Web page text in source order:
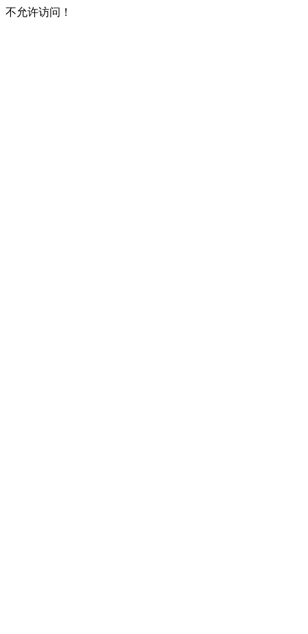
不允许访问！